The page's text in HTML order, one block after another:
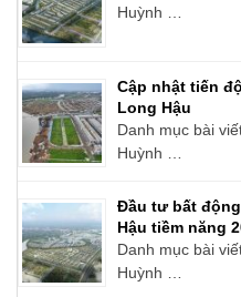
Huỳnh …
Cập nhật tiến
Long Hậu
Danh mục bài
Huỳnh …
Đầu tư bất
Hậu tiềm năng
Danh mục bài
Huỳnh …